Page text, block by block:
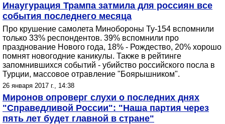
Инаугурация Трампа затмила для россиян все
события последнего месяца
Про крушение самолета Минобороны Ту-154 вспомнили
только 33% респондентов. 39% вспомнили про
празднование Нового года, 18% - Рождество, 20% хорошо
помнят новогодние каникулы. Также в рейтинге
запомнившихся событий - убийство российского посла в
Турции, массовое отравление "Боярышником".
26 января 2017 г., 14:38
Миронов опроверг слухи о последних днях
"Справедливой России": "Наша партия через
пять лет будет главной в стране"